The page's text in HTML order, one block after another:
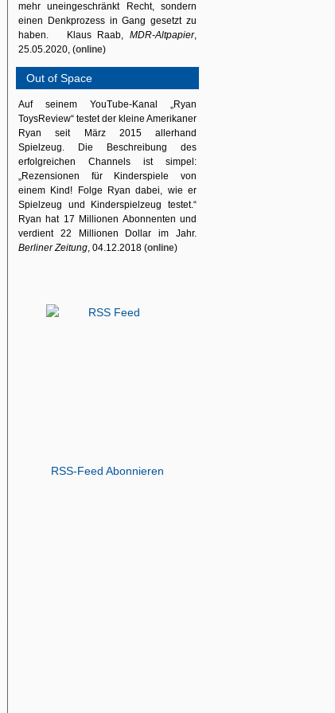
mehr uneingeschränkt Recht, sondern
einen Denkprozess in Gang gesetzt zu
haben. Klaus Raab, MDR-Altpapier,
25.05.2020, (online)
Out of Space
Auf seinem YouTube-Kanal „Ryan
ToysReview“ testet der kleine Amerikaner
Ryan seit März 2015 allerhand
Spielzeug. Die Beschreibung des
erfolgreichen Channels ist simpel:
„Rezensionen für Kinderspiele von
einem Kind! Folge Ryan dabei, wie er
Spielzeug und Kinderspielzeug testet.“
Ryan hat 17 Millionen Abonnenten und
verdient 22 Millionen Dollar im Jahr.
Berliner Zeitung, 04.12.2018 (online)
RSS-Feed Abonnieren